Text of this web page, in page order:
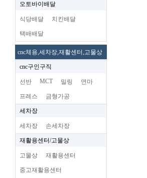
오토바이배달
식당배달 치킨배달
택배배달
cnc체용,세차장,재활센터,고물상
cnc구인구직
선반 MCT 밀링 연마
프레스 금형가공
세차장
세차장 손세차장
재활용센터/고물상
고물상 재활용센터
중고재활용센터